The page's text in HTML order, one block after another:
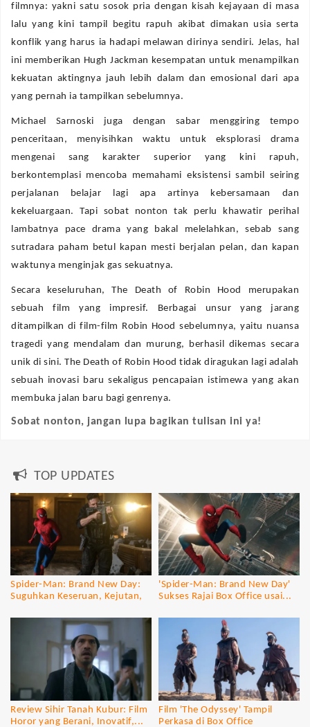
filmnya: yakni satu sosok pria dengan kisah kejayaan di masa
lalu yang kini tampil begitu rapuh akibat dimakan usia serta
konflik yang harus ia hadapi melawan dirinya sendiri. Jelas, hal
ini memberikan Hugh Jackman kesempatan untuk menampilkan
kekuatan aktingnya jauh lebih dalam dan emosional dari apa
yang pernah ia tampilkan sebelumnya.
Michael Sarnoski juga dengan sabar menggiring tempo
penceritaan, menyisihkan waktu untuk eksplorasi drama
mengenai sang karakter superior yang kini rapuh,
berkontemplasi mencoba memahami eksistensi sambil seiring
perjalanan belajar lagi apa artinya kebersamaan dan
kekeluargaan. Tapi sobat nonton tak perlu khawatir perihal
lambatnya pace drama yang bakal melelahkan, sebab sang
sutradara paham betul kapan mesti berjalan pelan, dan kapan
waktunya menginjak gas sekuatnya.
Secara keseluruhan, The Death of Robin Hood merupakan
sebuah film yang impresif. Berbagai unsur yang jarang
ditampilkan di film-film Robin Hood sebelumnya, yaitu nuansa
tragedi yang mendalam dan murung, berhasil dikemas secara
unik di sini. The Death of Robin Hood tidak diragukan lagi adalah
sebuah inovasi baru sekaligus pencapaian istimewa yang akan
membuka jalan baru bagi genrenya.
Sobat nonton, jangan lupa bagikan tulisan ini ya!
TOP UPDATES
Spider-Man: Brand New Day:
Suguhkan Keseruan, Kejutan,
'Spider-Man: Brand New Day'
Sukses Rajai Box Office usai...
Review Sihir Tanah Kubur: Film
Horor yang Berani, Inovatif,...
Film 'The Odyssey' Tampil
Perkasa di Box Office